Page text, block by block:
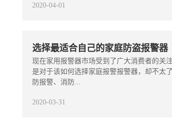
2020-04-01
选择最适合自己的家庭防盗报警器
现在家用报警器市场受到了广大消费者的关
是对于该如何选择家庭报警报警器，却不太
防报警、消防...
2020-03-31